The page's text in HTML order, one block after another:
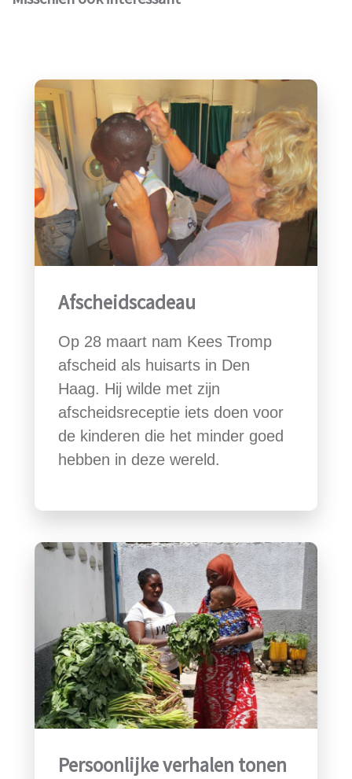
Afscheidscadeau
Op 28 maart nam Kees Tromp
afscheid als huisarts in Den
Haag. Hij wilde met zijn
afscheidsreceptie iets doen voor
de kinderen die het minder goed
hebben in deze wereld.
Persoonlijke verhalen tonen